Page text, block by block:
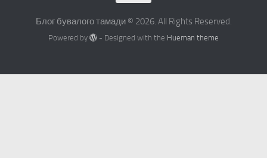
Блог бувалого тамади © 2026. All Rights Reserved.
Powered by - Designed with the Hueman theme